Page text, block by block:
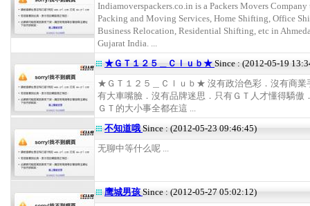
Indiamoverspackers.co.in is a Packers Movers Company
Packing and Moving Services, Home Shifting, Office
Business Relocation, Residential Shifting, etc in
Gujarat India. ...
★ＧＴ１２５＿Ｃｌｕｂ★ Since : (2012-05-19
★ＧＴ１２５＿Ｃｌｕｂ★ 沒有政治色彩．沒有商業
有大車嘴臉．沒有品牌迷思．只有ＧＴ人才懂得驕傲
ＧＴ的大小事全都在這 ...
不知道哦 Since : (2012-05-23 09:46:45)
无聊中等什么呢 ...
鹰城男孩 Since : (2012-05-27 05:02:12)